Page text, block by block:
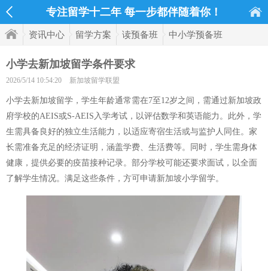
专注留学十二年 每一步都伴随着你！
资讯中心 留学方案 读预备班 中小学预备班
小学去新加坡留学条件要求
2026/5/14 10:54:20 新加坡留学联盟
小学去新加坡留学，学生年龄通常需在7至12岁之间，需通过新加坡政
府学校的AEIS或S-AEIS入学考试，以评估数学和英语能力。此外，学
生需具备良好的独立生活能力，以适应寄宿生活或与监护人同住。家
长需准备充足的经济证明，涵盖学费、生活费等。同时，学生需身体
健康，提供必要的疫苗接种记录。部分学校可能还要求面试，以全面
了解学生情况。满足这些条件，方可申请新加坡小学留学。